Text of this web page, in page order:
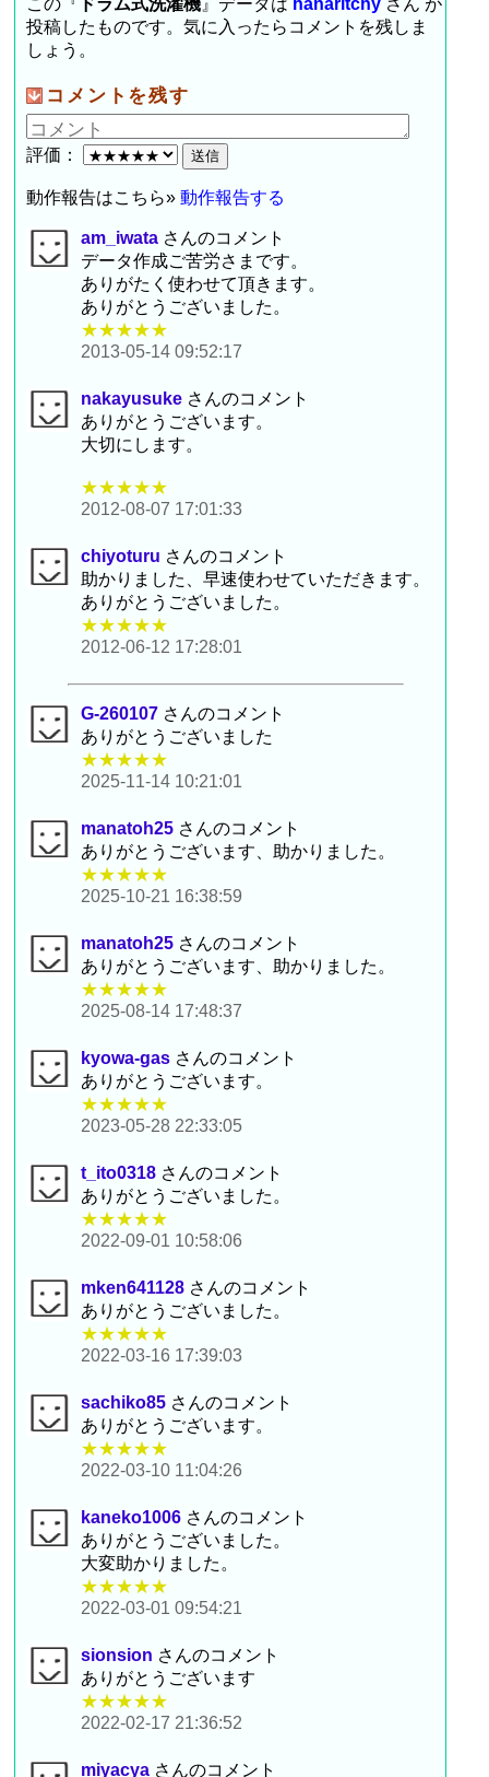
この『 ドラム式洗濯機』データは hanaritchy さん が
投稿したものです。気に入ったらコメントを残しま
しょう。
コメントを残す
評価：
動作報告はこちら»動作報告する
am_iwata さんのコメント
データ作成ご苦労さまです。
ありがたく使わせて頂きます。
ありがとうございました。
★★★★★
2013-05-14 09:52:17
nakayusuke さんのコメント
ありがとうございます。
大切にします。
★★★★★
2012-08-07 17:01:33
chiyoturu さんのコメント
助かりました、早速使わせていただきます。
ありがとうございました。
★★★★★
2012-06-12 17:28:01
G-260107 さんのコメント
ありがとうございました
★★★★★
2025-11-14 10:21:01
manatoh25 さんのコメント
ありがとうございます、助かりました。
★★★★★
2025-10-21 16:38:59
manatoh25 さんのコメント
ありがとうございます、助かりました。
★★★★★
2025-08-14 17:48:37
kyowa-gas さんのコメント
ありがとうございます。
★★★★★
2023-05-28 22:33:05
t_ito0318 さんのコメント
ありがとうございました。
★★★★★
2022-09-01 10:58:06
mken641128 さんのコメント
ありがとうございました。
★★★★★
2022-03-16 17:39:03
sachiko85 さんのコメント
ありがとうございます。
★★★★★
2022-03-10 11:04:26
kaneko1006 さんのコメント
ありがとうございました。
大変助かりました。
★★★★★
2022-03-01 09:54:21
sionsion さんのコメント
ありがとうございます
★★★★★
2022-02-17 21:36:52
miyacya さんのコメント